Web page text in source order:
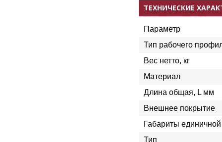
ТЕХНИЧЕСКИЕ
Параметр
Тип рабочего
Вес нетто, кг
Материал
Длина общая, L мм
Внешнее покрытие
Габариты
Тип